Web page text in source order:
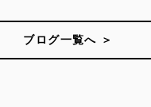
ブログ一覧へ ＞